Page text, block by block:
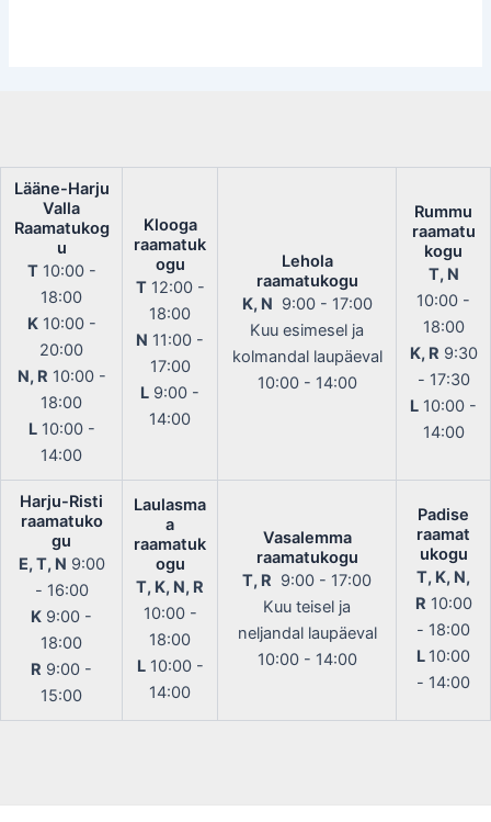
Lääne-Harju
Valla
Raamatukog
u
T10:00 -
18:00
K10:00 -
20:00
N, R 10:00 -
18:00
L10:00 -
14:00
Klooga
raamatuk
ogu
T12:00 -
18:00
N 11:00 -
17:00
L 9:00 -
14:00
Lehola
raamatukogu
K, N 9:00 - 17:00
Kuu esimesel ja
kolmandal laupäeval
10:00 - 14:00
Rummu
raamatu
kogu
T, N
10:00 -
18:00
K, R 9:30
- 17:30
L 10:00 -
14:00
Harju-Risti
raamatuko
gu
E, T, N 9:00
- 16:00
K 9:00 -
18:00
R 9:00 -
15:00
Laulasma
a
raamatuk
ogu
T, K, N, R
10:00 -
18:00
L10:00 -
14:00
Vasalemma
raamatukogu
T, R 9:00 - 17:00
Kuu teisel ja
neljandal laupäeval
10:00 - 14:00
Padise
raamat
ukogu
T, K, N,
R 10:00
- 18:00
L 10:00
- 14:00